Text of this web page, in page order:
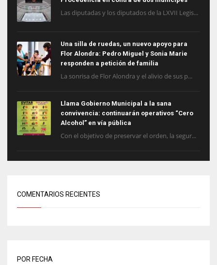
Las diputadas y los diputados de la LXVII Legis...
Una silla de ruedas, un nuevo apoyo para
Flor Alondra: Pedro Miguel y Sonia Marie
responden a petición de familia
La sonrisa de Flor Alondra y el alivio de sus p...
Llama Gobierno Municipal a la sana
convivencia: continuarán operativos “Cero
Alcohol” en vía pública
Con el objetivo de preservar el orden, la segur...
COMENTARIOS RECIENTES
POR FECHA